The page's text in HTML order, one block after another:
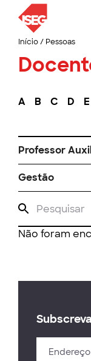
Início/ Pessoas
A B C D E
Professor
Gestão
Não foram